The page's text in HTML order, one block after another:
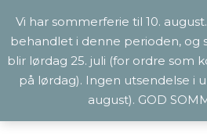
Vi har sommerferie til 10.
behandlet i denne perioden, og
blir lørdag 25. juli (for ordre som
på lørdag). Ingen utsendelse i
august). GOD